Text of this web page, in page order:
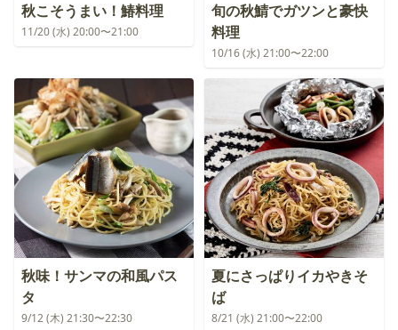
秋こそうまい！鰆料理
11/20 (水) 20:00〜21:00
旬の秋鯖でガツンと豪快
料理
10/16 (水) 21:00〜22:00
秋味！サンマの和風パス
タ
9/12 (木) 21:30〜22:30
夏にさっぱりイカやきそ
ば
8/21 (水) 21:00〜22:00